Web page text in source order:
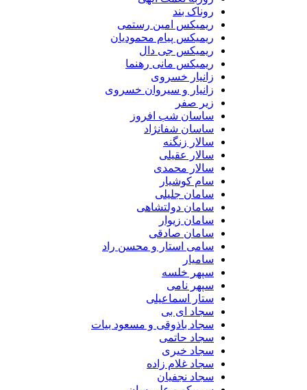
روناک بند
ریمیکس امین رستمی
ریمیکس پیام محمودیان
ریمیکس جی دال
ریمیکس مانی رهنما
زانیار خسروی
زانیار و سیروان خسروی
زیر صفر
ساسان شب افروز
ساسان شفانژاد
سالار زنگنه
سالار عقیلی
سالار محمدی
سام کوشیار
سامان جلیلی
سامان دولتشاهی
سامان زیوار
سامان صادقی
سامی استار و محسن راد
سامیار
سپهر خلسه
سپهر نامی
ستار اسماعیلی
سجاد ای بی
سجاد باذوقی و مسعود بیات
سجاد حاتمی
سجاد خیری
سجاد غلام زاده
سجاد نجفیان